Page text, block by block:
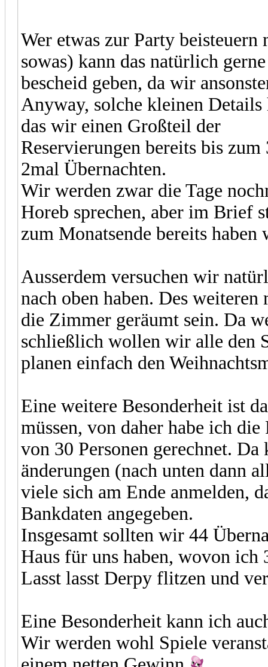
Wer etwas zur Party
sowas) kann das natürlich
bescheid geben, da wir
Anyway, solche kleinen
das wir einen Großteil der
Reservierungen bereits bis
2mal Übernachten.
Wir werden zwar die Tage
Horeb sprechen, aber im Brief
zum Monatsende bereits haben
Ausserdem versuchen wir
nach oben haben. Des
die Zimmer geräumt sein. Da
schließlich wollen wir alle den
planen einfach den
Eine weitere Besonderheit ist
müssen, von daher habe ich die
von 30 Personen gerechnet.
änderungen (nach unten dann
viele sich am Ende anmelden,
Bankdaten angegeben.
Insgesamt sollten wir 44
Haus für uns haben, wovon
Lasst lasst Derpy flitzen und
Eine Besonderheit kann ich
Wir werden wohl Spiele